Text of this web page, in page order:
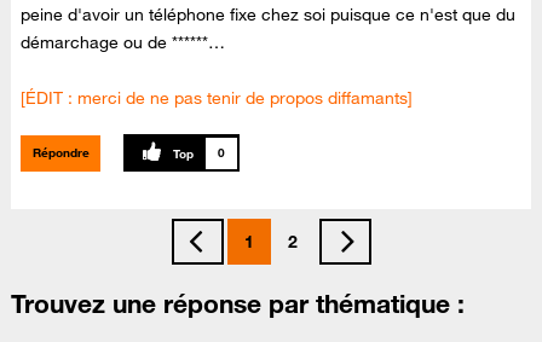
peine d'avoir un téléphone fixe chez soi puisque ce n'est que du
démarchage ou de ******…
[ÉDIT : merci de ne pas tenir de propos diffamants]
Répondre 0
1 2
Trouvez une réponse par thématique :